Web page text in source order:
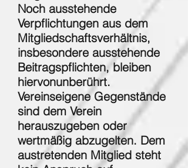
Noch ausstehende
Verpflichtungen aus dem
Mitgliedschaftsverhältnis,
insbesondere ausstehende
Beitragspflichten, bleiben
hiervonunberührt.
Vereinseigene Gegenstände
sind dem Verein
herauszugeben oder
wertmäßig abzugelten. Dem
austretenden Mitglied steht